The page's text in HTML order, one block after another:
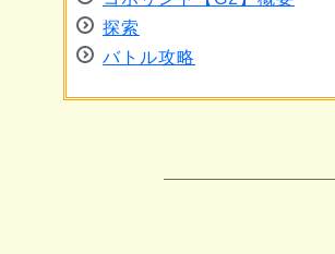
探索
バトル攻略